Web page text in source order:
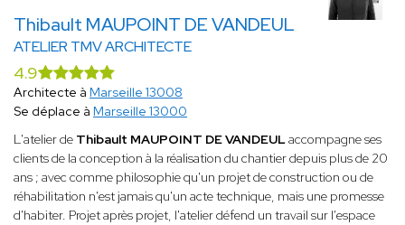
Thibault MAUPOINT DE VANDEUL
ATELIER TMV ARCHITECTE
4.9
Architecte à Marseille 13008
Se déplace à Marseille 13000
L'atelier de Thibault MAUPOINT DE VANDEULaccompagne ses
clients de la conception à la réalisation du chantier depuis plus de 20
ans ; avec comme philosophie qu'un projet de construction ou de
réhabilitation n'est jamais qu'un acte technique, mais une promesse
d'habiter. Projet après projet, l'atelier défend un travail sur l'espace